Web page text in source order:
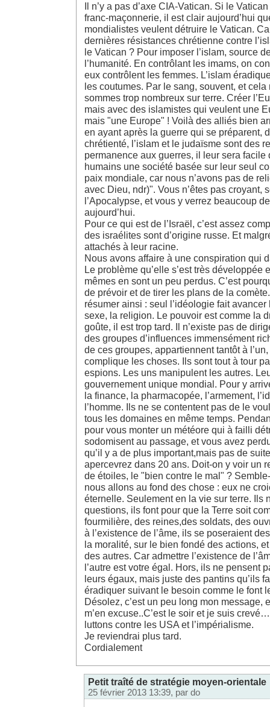
Il n’y a pas d’axe CIA-Vatican. Si le
franc-maçonnerie, il est clair aujourd’hui
mondialistes veulent détruire le Vatican.
dernières résistances chrétienne contre
le Vatican ? Pour imposer l’islam, source
l’humanité. En contrôlant les imams, on
eux contrôlent les femmes. L’islam
les coutumes. Par le sang, souvent, et
sommes trop nombreux sur terre. Créer
mais avec des islamistes qui veulent une
mais "une Europe" ! Voilà des alliés bien
en ayant après la guerre qui se préparent,
chrétienté, l’islam et le judaïsme sont des
permanence aux guerres, il leur sera facile
humains une société basée sur leur seul
paix mondiale, car nous n’avons pas de
avec Dieu, ndr)". Vous n’êtes pas croyant,
l’Apocalypse, et vous y verrez beaucoup
aujourd’hui.
Pour ce qui est de l’Israël, c’est assez
des israélites sont d’origine russe. Et
attachés à leur racine.
Nous avons affaire à une conspiration qui
Le problème qu’elle s’est très développée
mêmes en sont un peu perdus. C’est
de prévoir et de tirer les plans de la
résumer ainsi : seul l’idéologie fait avancer
sexe, la religion. Le pouvoir est comme la
goûte, il est trop tard. Il n’existe pas de
des groupes d’influences immensément
de ces groupes, appartiennent tantôt à
complique les choses. Ils sont tout à tour
espions. Les uns manipulent les autres.
gouvernement unique mondial. Pour y
la finance, la pharmacopée, l’armement,
l’homme. Ils ne se contentent pas de le
tous les domaines en même temps.
pour vous monter un météore qui à failli
sodomisent au passage, et vous avez
qu’il y a de plus important,mais pas de
apercevrez dans 20 ans. Doit-on y voir un
de étoiles, le "bien contre le mal" ?
nous allons au fond des chose : eux ne
éternelle. Seulement en la vie sur terre. Ils
questions, ils font pour que la Terre soit
fourmilière, des reines,des soldats, des
à l’existence de l’âme, ils se poseraient
la moralité, sur le bien fondé des actions,
des autres. Car admettre l’existence de
l’autre est votre égal. Hors, ils ne pensent
leurs égaux, mais juste des pantins qu’ils
éradiquer suivant le besoin comme le font
Désolez, c’est un peu long mon message,
m’en excuse..C’est le soir et je suis
luttons contre les USA et l’impérialisme.
Je reviendrai plus tard.
Cordialement
Petit traîté de stratégie moyen-orientale
25 février 2013 13:39, par do